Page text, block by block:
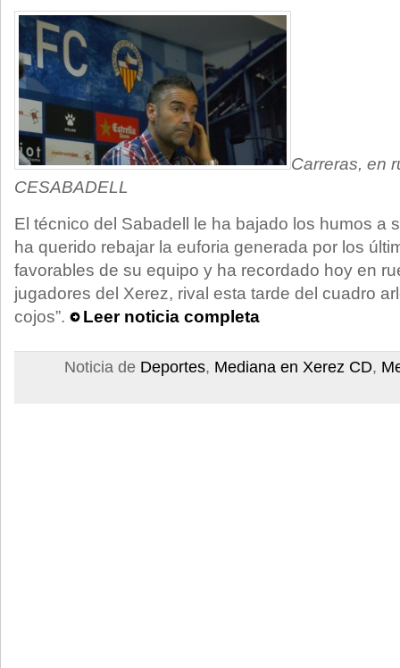
Carreras, en
CESABADELL
El técnico del Sabadell le ha bajado los humos a
ha querido rebajar la euforia generada por los
favorables de su equipo y ha recordado hoy en
jugadores del Xerez, rival esta tarde del cuadro
cojos”.
Leer noticia completa
Noticia de Deportes, Mediana en Xerez CD,